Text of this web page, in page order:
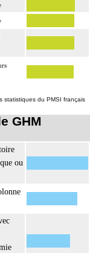
statistiques du PMSI français
GHM
ou